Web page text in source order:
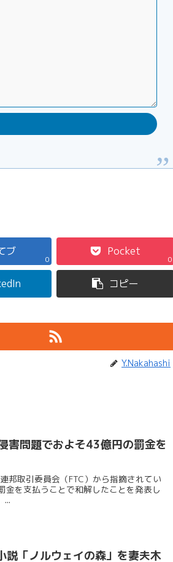
ブ
0
Pocket
0
コピー
Y.Nakahashi
問題でおよそ43億円の罰金を
邦取引委員会（FTC）から指摘されてい
金を支払うことで和解したことを発表し
...
「ノルウェイの森」を妻夫木